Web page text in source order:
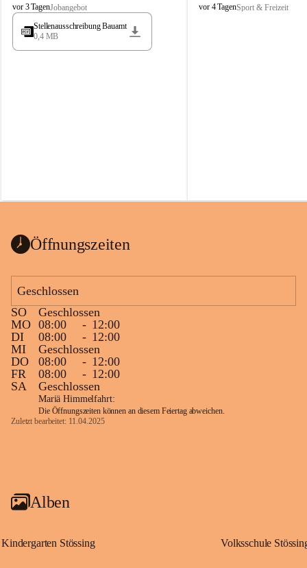
S
t
s
vor 3 TagenJobangebot
Stellenausschreibung Bauamt
0,4 MB
S
vor 4 TagenSport & Freizeit
Öffnungszeiten
Geschlossen
SO
Geschlossen
MO 08:00 - 12:00
DI
08:00 - 12:00
MI
Geschlossen
DO
08:00 - 12:00
FR
08:00 - 12:00
SA
Geschlossen
Mariä Himmelfahrt:
Die Öffnungszeiten können an diesem Feiertag abweichen.
Zuletzt bearbeitet: 11.04.2025
Alben
Kindergarten Stössing Volksschule